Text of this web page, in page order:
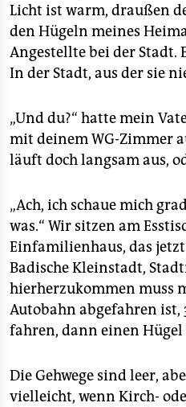
Licht ist warm, draußen
den Hügeln meines
Angestellte bei der Stadt.
In der Stadt, aus der sie
„Und du?“ hatte mein
mit deinem WG-Zimmer
läuft doch langsam aus,
„Ach, ich schaue mich
was.“ Wir sitzen am
Einfamilienhaus, das
Badische Kleinstadt,
hierherzukommen muss
Autobahn abgefahren
fahren, dann einen Hügel
Die Gehwege sind leer,
vielleicht, wenn Kirch-